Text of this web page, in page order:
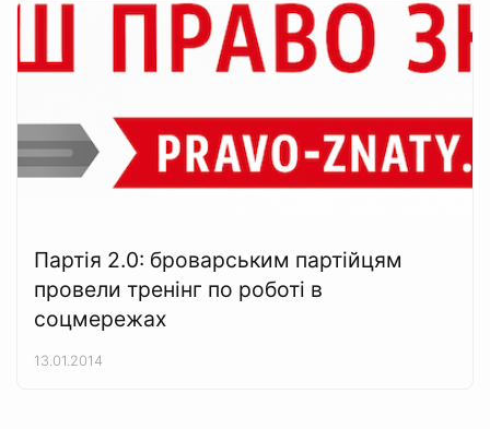
Партія 2.0: броварським партійцям
провели тренінг по роботі в
соцмережах
13.01.2014